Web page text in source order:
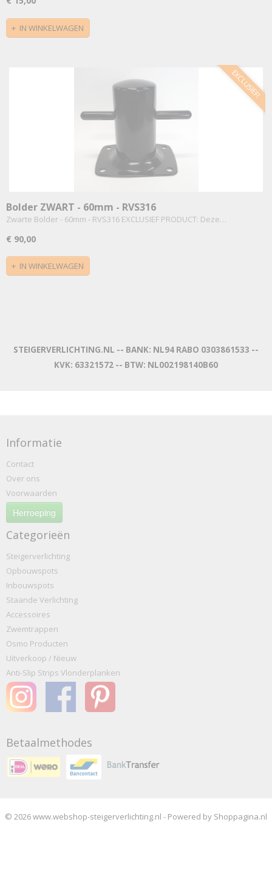
IN WINKELWAGEN
EXCLUSIEF!
Bolder ZWART - 60mm - RVS316
Zwarte Bolder - 60mm - RVS316 EXCLUSIEF PRODUCT: Deze…
€ 90,00
IN WINKELWAGEN
STEIGERVERLICHTING.NL -- BANK: NL94 RABO 0303861533 --
KVK: 63321572 -- BTW: NL002198140B60
Informatie
Contact
Over ons
Voorwaarden
Herroeping
Categorieën
Steigerverlichting
Opbouwspots
Inbouwspots
Staande Verlichting
Accessoires
Zwemtrappen
Osmo Producten
Uitverkoop / Nieuw
Anti-Slip Strips Vlonderplanken
Betaalmethodes
© 2026 www.webshop-steigerverlichting.nl - Powered by Shoppagina.nl